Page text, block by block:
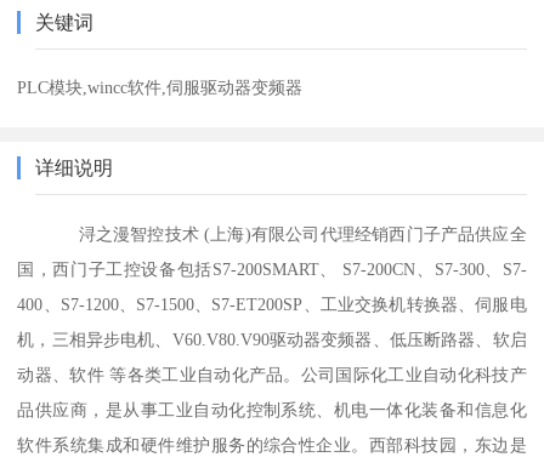
关键词
PLC模块,wincc软件,伺服驱动器变频器
详细说明
浔之漫智控技术 (上海)有限公司代理经销西门子产品供应全
国，西门子工控设备包括S7-200SMART、 S7-200CN、S7-300、S7-
400、S7-1200、S7-1500、S7-ET200SP、工业交换机转换器、伺服电
机，三相异步电机、V60.V80.V90驱动器变频器、低压断路器、软启
动器、软件 等各类工业自动化产品。公司国际化工业自动化科技产
品供应商，是从事工业自动化控制系统、机电一体化装备和信息化
软件系统集成和硬件维护服务的综合性企业。西部科技园，东边是